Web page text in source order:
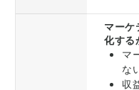
マーケ
化する
マ
な
収